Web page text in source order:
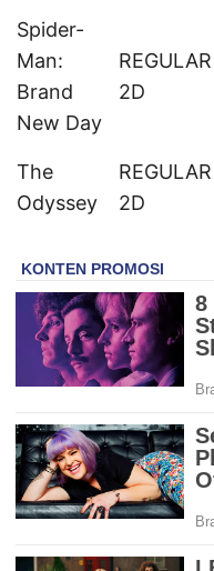
Spider-
Man:
Brand
New Day
REGULAR
2D
The
Odyssey
REGULAR
2D